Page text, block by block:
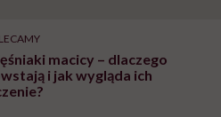
macicy – dlaczego
i jak wygląda ich